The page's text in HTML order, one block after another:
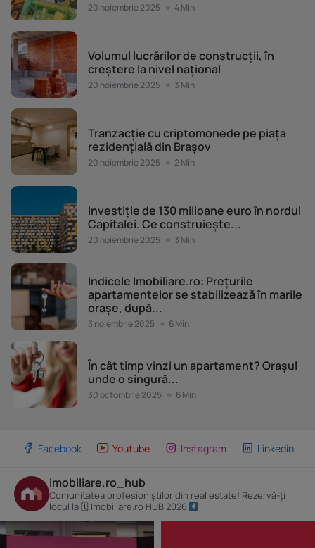
20 noiembrie 2025 4 Min
Volumul lucrărilor de construcții, în
creștere la nivel național
20 noiembrie 2025 3 Min
Tranzacție cu criptomonede pe piața
rezidențială din Brașov
20 noiembrie 2025 2 Min
Investiție de 130 milioane euro în nordul
Capitalei. Ce construiește...
20 noiembrie 2025 3 Min
Indicele Imobiliare.ro: Prețurile
apartamentelor se stabilizează în marile
orașe, după...
3 noiembrie 2025 6 Min
În cât timp vinzi un apartament? Orașul
unde o singură...
30 octombrie 2025 6 Min
Facebook Youtube Instagram Linkedin
imobiliare.ro_hub
Comunitatea profesioniștilor din real estate! Rezervă-ți
locul la 🗓 Imobiliare.ro HUB 2026